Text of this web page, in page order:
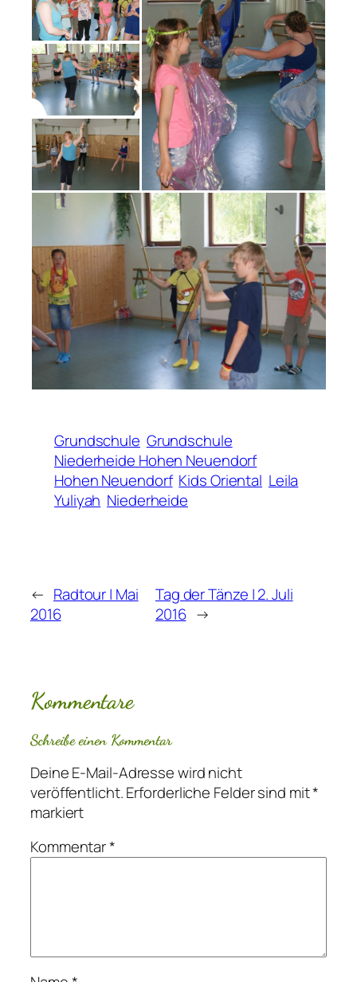
Grundschule Grundschule
Niederheide Hohen Neuendorf
Hohen Neuendorf Kids Oriental Leila
Yuliyah Niederheide
← Radtour | Mai
2016
Tag der Tänze | 2. Juli
2016 →
Kommentare
Schreibe einen Kommentar
Deine E-Mail-Adresse wird nicht
veröffentlicht.Erforderliche Felder sind mit*
markiert
Kommentar*